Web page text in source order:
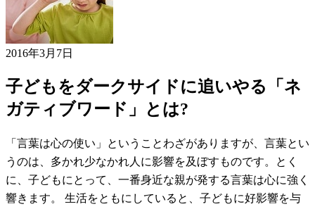
2016年3月7日
子どもをダークサイドに追いやる「ネ
ガティブワード」とは?
「言葉は心の使い」ということわざがありますが、言葉とい
うのは、多かれ少なかれ人に影響を及ぼすものです。とく
に、子どもにとって、一番身近な親が発する言葉は心に強く
響きます。 生活をともにしていると、子どもに好影響を与